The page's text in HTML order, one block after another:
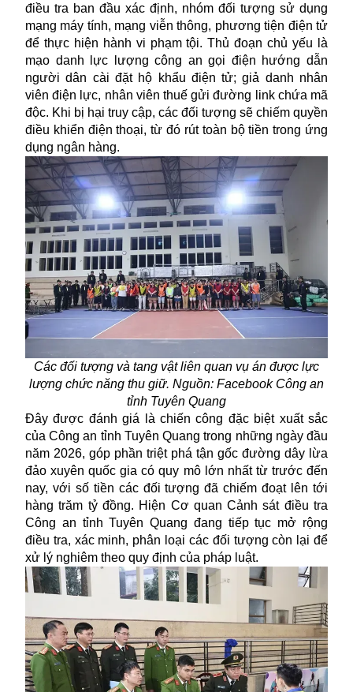
điều tra ban đầu xác định, nhóm đối tượng sử dụng
mạng máy tính, mạng viễn thông, phương tiện điện tử
để thực hiện hành vi phạm tội. Thủ đoạn chủ yếu là
mạo danh lực lượng công an gọi điện hướng dẫn
người dân cài đặt hộ khẩu điện tử; giả danh nhân
viên điện lực, nhân viên thuế gửi đường link chứa mã
độc. Khi bị hại truy cập, các đối tượng sẽ chiếm quyền
điều khiển điện thoại, từ đó rút toàn bộ tiền trong ứng
dụng ngân hàng.
Các đối tượng và tang vật liên quan vụ án được lực
lượng chức năng thu giữ. Nguồn: Facebook Công an
tỉnh Tuyên Quang
Đây được đánh giá là chiến công đặc biệt xuất sắc
của Công an tỉnh Tuyên Quang trong những ngày đầu
năm 2026, góp phần triệt phá tận gốc đường dây lừa
đảo xuyên quốc gia có quy mô lớn nhất từ trước đến
nay, với số tiền các đối tượng đã chiếm đoạt lên tới
hàng trăm tỷ đồng. Hiện Cơ quan Cảnh sát điều tra
Công an tỉnh Tuyên Quang đang tiếp tục mở rộng
điều tra, xác minh, phân loại các đối tượng còn lại để
xử lý nghiêm theo quy định của pháp luật.